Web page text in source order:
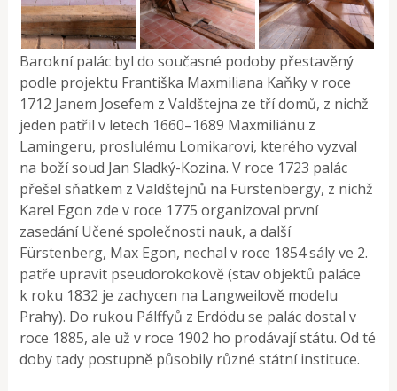
Barokní palác byl do současné podoby přestavěný
podle projektu Františka Maxmiliana Kaňky v roce
1712 Janem Josefem z Valdštejna ze tří domů, z nichž
jeden patřil v letech 1660–1689 Maxmiliánu z
Lamingeru, proslulému Lomikarovi, kterého vyzval
na boží soud Jan Sladký-Kozina. V roce 1723 palác
přešel sňatkem z Valdštejnů na Fürstenbergy, z nichž
Karel Egon zde v roce 1775 organizoval první
zasedání Učené společnosti nauk, a další
Fürstenberg, Max Egon, nechal v roce 1854 sály ve 2.
patře upravit pseudorokokově (stav objektů paláce
k roku 1832 je zachycen na Langweilově modelu
Prahy). Do rukou Pálffyů z Erdödu se palác dostal v
roce 1885, ale už v roce 1902 ho prodávají státu. Od té
doby tady postupně působily různé státní instituce.